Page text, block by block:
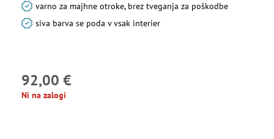
varno za majhne otroke, brez tveganja za poškodbe
siva barva se poda v vsak interier
92,00 €
Ni na zalogi